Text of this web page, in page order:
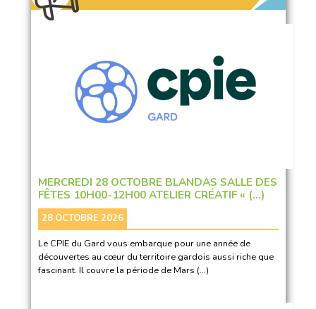
MERCREDI 28 OCTOBRE BLANDAS SALLE DES
FÊTES 10H00-12H00 ATELIER CRÉATIF « (…)
28 OCTOBRE 2026
Le CPIE du Gard vous embarque pour une année de
découvertes au cœur du territoire gardois aussi riche que
fascinant. Il couvre la période de Mars (…)